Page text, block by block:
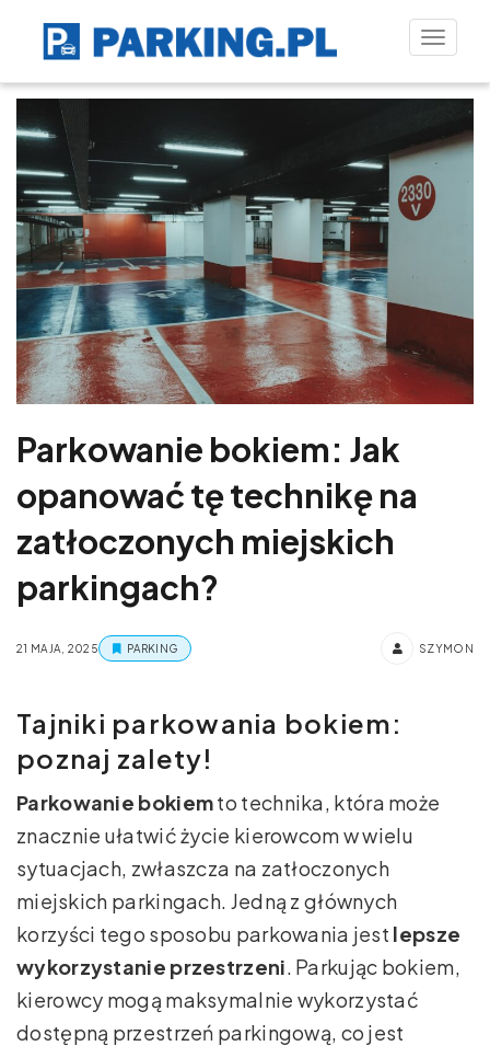
Toggle
Parkowanie bokiem: Jak
opanować tę technikę na
zatłoczonych miejskich
parkingach?
21 MAJA, 2025 PARKING SZYMON
Tajniki parkowania bokiem:
poznaj zalety!
Parkowanie bokiemto technika, która może
znacznie ułatwić życie kierowcom w wielu
sytuacjach, zwłaszcza na zatłoczonych
miejskich parkingach. Jedną z głównych
korzyści tego sposobu parkowania jest lepsze
wykorzystanie przestrzeni. Parkując bokiem,
kierowcy mogą maksymalnie wykorzystać
dostępną przestrzeń parkingową, co jest